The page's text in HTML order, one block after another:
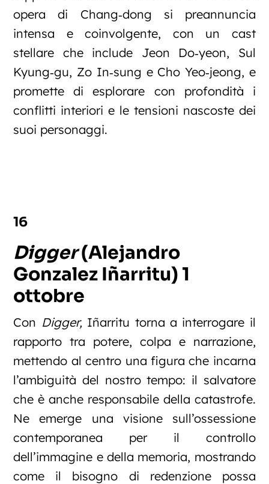
opera di Chang‑dong si preannuncia
intensa e coinvolgente, con un cast
stellare che include Jeon Do‑yeon, Sul
Kyung‑gu, Zo In‑sung e Cho Yeo‑jeong, e
promette di esplorare con profondità i
conflitti interiori e le tensioni nascoste dei
suoi personaggi.
16
Digger(Alejandro
Gonzalez Iñarritu) 1
ottobre
Con Digger, Iñarritu torna a interrogare il
rapporto tra potere, colpa e narrazione,
mettendo al centro una figura che incarna
l’ambiguità del nostro tempo: il salvatore
che è anche responsabile della catastrofe.
Ne emerge una visione sull’ossessione
contemporanea per il controllo
dell’immagine e della memoria, mostrando
come il bisogno di redenzione possa